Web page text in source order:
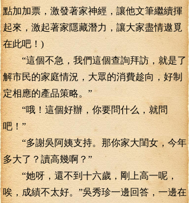
點加加票，激發著家神經，讓他文筆繼續揮
起來，激起著家隱藏潛力，讓大家盡情遨覓
在此吧！)
“這個不急，我們這個查詢拜訪，就是了
解市民的家庭情況，大眾的消費趁向，好制
定相應的產品策略。”
“哦！這個好辦，你要問什么，就問
吧！”
“多謝吳阿姨支持。那你家大閨女，今年
多大了？讀高幾啊？”
“她呀，還不到十六歲，剛上高一呢，
唉，成績不太好。”吳秀珍一邊回答，一邊在